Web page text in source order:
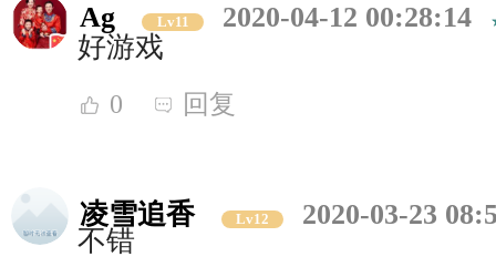
Ag Lv11
2020-04-12 00:28:14
好游戏
0 回复
凌雪追香 Lv12
2020-03-23
不错